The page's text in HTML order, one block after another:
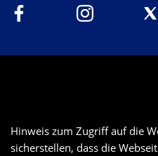
Hinweis zum Zugriff auf die
sicherstellen, dass die